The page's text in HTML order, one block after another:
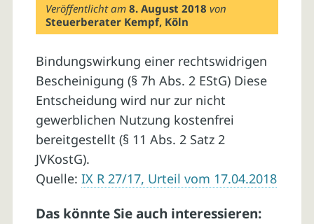
Veröffentlicht am8. August 2018 von
Steuerberater Kempf, Köln
Bindungswirkung einer rechtswidrigen
Bescheinigung (§ 7h Abs. 2 EStG) Diese
Entscheidung wird nur zur nicht
gewerblichen Nutzung kostenfrei
bereitgestellt (§ 11 Abs. 2 Satz 2
JVKostG).
Quelle: IX R 27/17, Urteil vom 17.04.2018
Das könnte Sie auch interessieren: